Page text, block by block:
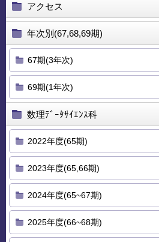
アクセス
年次別(67,68,69期)
67期(3年次)
69期(1年次)
数理ﾃﾞｰﾀｻｲｴﾝｽ科
2022年度(65期)
2023年度(65,66期)
2024年度(65~67期)
2025年度(66~68期)